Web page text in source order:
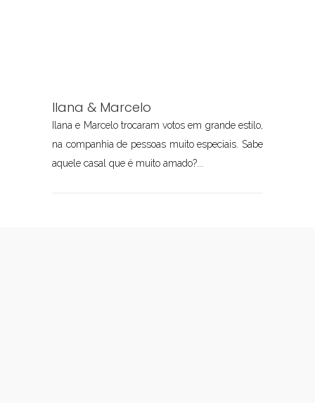
Ilana & Marcelo
Ilana e Marcelo trocaram votos em grande estilo,
na companhia de pessoas muito especiais. Sabe
aquele casal que é muito amado?...